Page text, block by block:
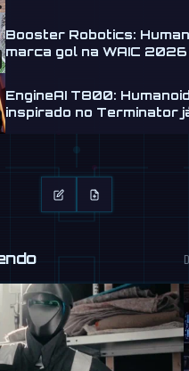
Booster Robotics:
marca gol na WAIC 2026
EngineAI T800:
inspirado no Terminator